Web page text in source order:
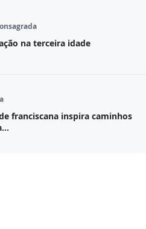
na terceira idade
franciscana inspira caminhos